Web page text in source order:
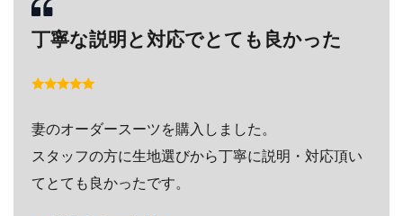
丁寧な説明と対応でとても良かった
妻のオーダースーツを購入しました。
スタッフの方に生地選びから丁寧に説明・対応頂い
てとても良かったです。